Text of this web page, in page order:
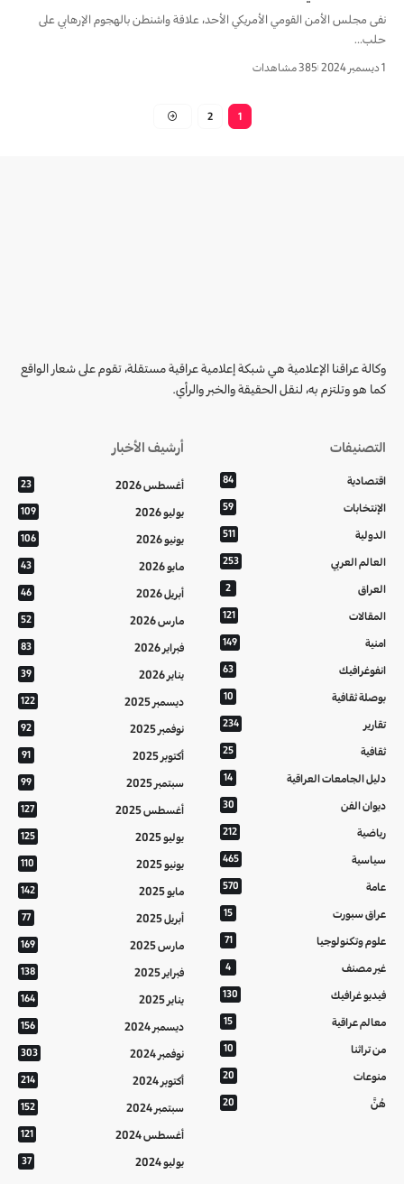
نفى مجلس الأمن القومي الأمريكي الأحد، علاقة واشنطن بالهجوم الإرهابي على
حلب…
1 ديسمبر 2024 385 مشاهدات
1
2
وكالة عراقنا الإعلامية هي شبكة إعلامية عراقية مستقلة، تقوم على شعار الواقع
كما هو وتلتزم به، لنقل الحقيقة والخبر والرأي.
التصنيفات
اقتصادية 84
الإنتخابات 59
الدولية 511
العالم العربي 253
العراق 2
المقالات 121
امنية 149
انفوغرافيك 63
بوصلة ثقافية 10
تقارير 234
ثقافية 25
دليل الجامعات العراقية 14
ديوان الفن 30
رياضية 212
سياسية 465
عامة 570
عراق سبورت 15
علوم وتكنولوجيا 71
غير مصنف 4
فيديو غرافيك 130
معالم عراقية 15
من تراثنا 10
منوعات 20
هُنَّ 20
أرشيف الأخبار
أغسطس 2026 23
يوليو 2026 109
يونيو 2026 106
مايو 2026 43
أبريل 2026 46
مارس 2026 52
فبراير 2026 83
يناير 2026 39
ديسمبر 2025 122
نوفمبر 2025 92
أكتوبر 2025 91
سبتمبر 2025 99
أغسطس 2025 127
يوليو 2025 125
يونيو 2025 110
مايو 2025 142
أبريل 2025 77
مارس 2025 169
فبراير 2025 138
يناير 2025 164
ديسمبر 2024 156
نوفمبر 2024 303
أكتوبر 2024 214
سبتمبر 2024 152
أغسطس 2024 121
يوليو 2024 37